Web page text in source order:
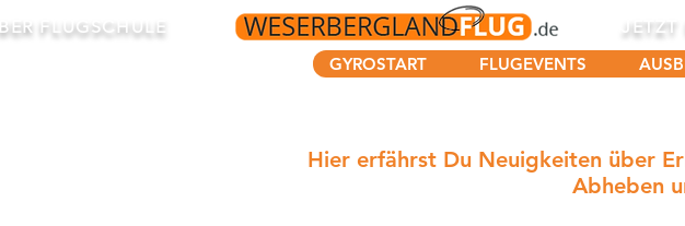
GYROSTART FLUGEVENTS
FLUGSCHULE
Hier erfährst Du Neuigkeiten über
Abheben